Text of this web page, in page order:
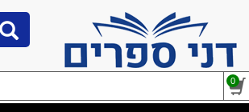
נגישות
0